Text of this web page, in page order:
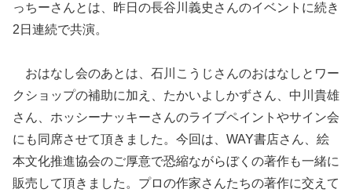
っちーさんとは、昨日の長谷川義史さんのイベントに続き
2日連続で共演。
おはなし会のあとは、石川こうじさんのおはなしとワー
クショップの補助に加え、たかいよしかずさん、中川貴雄
さん、ホッシーナッキーさんのライブペイントやサイン会
にも同席させて頂きました。今回は、WAY書店さん、絵
本文化推進協会のご厚意で恐縮ながらぼくの著作も一緒に
販売して頂きました。プロの作家さんたちの著作に交えて